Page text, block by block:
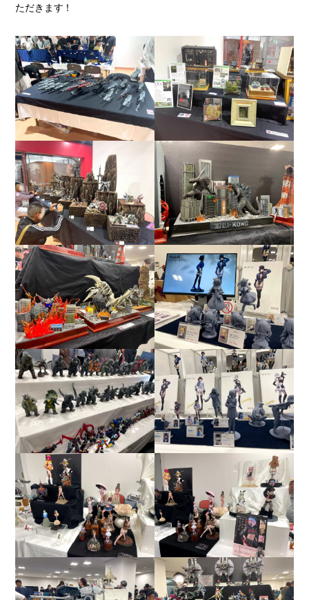
ただきます！